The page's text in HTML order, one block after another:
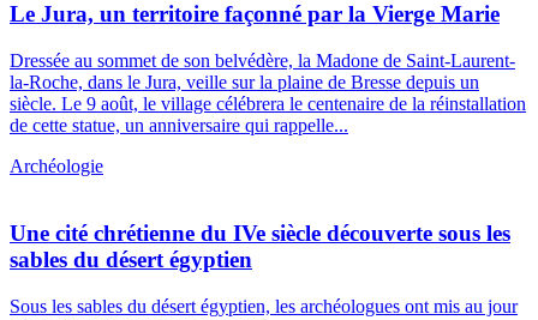
Le Jura, un territoire façonné par la Vierge Marie
Dressée au sommet de son belvédère, la Madone de Saint-Laurent-
la-Roche, dans le Jura, veille sur la plaine de Bresse depuis un
siècle. Le 9 août, le village célébrera le centenaire de la réinstallation
de cette statue, un anniversaire qui rappelle...
Archéologie
Une cité chrétienne du IVe siècle découverte sous les
sables du désert égyptien
Sous les sables du désert égyptien, les archéologues ont mis au jour